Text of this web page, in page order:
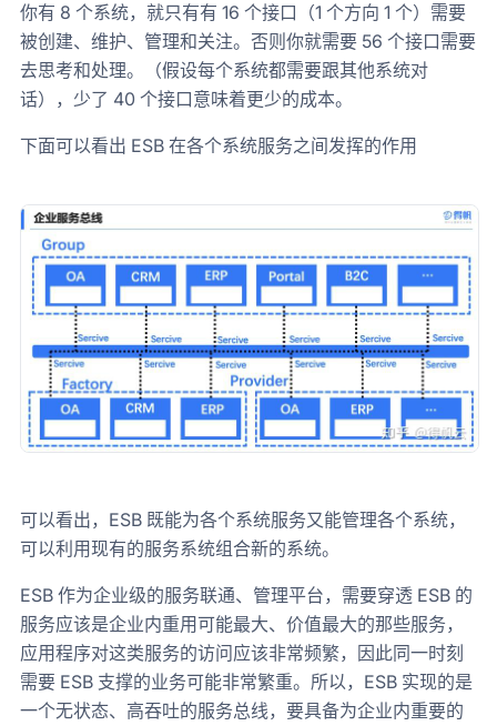
你有 8 个系统，就只有有 16 个接口（1 个方向 1 个）需要
被创建、维护、管理和关注。否则你就需要 56 个接口需要
去思考和处理。（假设每个系统都需要跟其他系统对
话），少了 40 个接口意味着更少的成本。
下面可以看出 ESB 在各个系统服务之间发挥的作用
可以看出，ESB 既能为各个系统服务又能管理各个系统，
可以利用现有的服务系统组合新的系统。
ESB 作为企业级的服务联通、管理平台，需要穿透 ESB 的
服务应该是企业内重用可能最大、价值最大的那些服务，
应用程序对这类服务的访问应该非常频繁，因此同一时刻
需要 ESB 支撑的业务可能非常繁重。所以，ESB 实现的是
一个无状态、高吞吐的服务总线，要具备为企业内重要的